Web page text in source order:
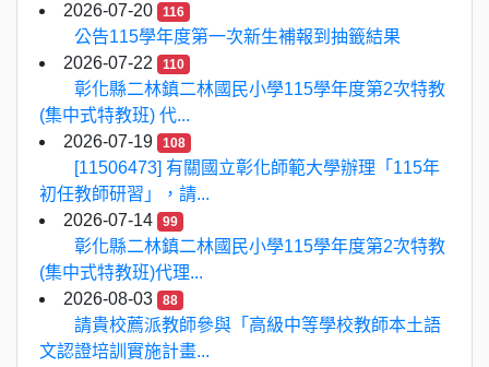
2026-07-20
116
公告115學年度第一次新生補報到抽籤結果
2026-07-22
110
彰化縣二林鎮二林國民小學115學年度第2次特教
(集中式特教班) 代...
2026-07-19
108
[11506473] 有關國立彰化師範大學辦理「115年
初任教師研習」，請...
2026-07-14
99
彰化縣二林鎮二林國民小學115學年度第2次特教
(集中式特教班)代理...
2026-08-03
88
請貴校薦派教師參與「高級中等學校教師本土語
文認證培訓實施計畫...